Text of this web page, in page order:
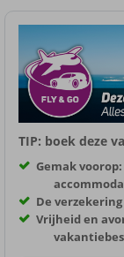
TIP: boek deze
Gemak
De
Vrijheid en